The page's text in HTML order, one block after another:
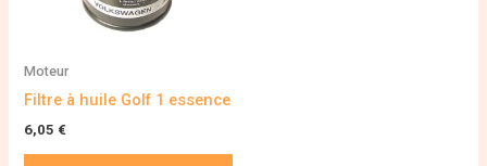
Moteur
Filtre à huile Golf 1 essence
6,05 €